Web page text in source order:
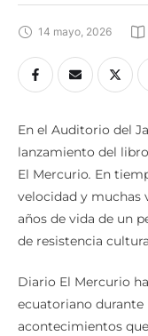
14 mayo, 2026
En el Auditorio del
lanzamiento del libro
El Mercurio. En
velocidad y muchas
años de vida de un
de resistencia
Diario El Mercurio
ecuatoriano
acontecimientos